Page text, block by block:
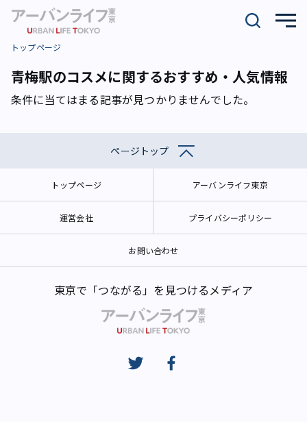
トップページ
青梅駅のコスメに関するおすすめ・人気情報
条件に当てはまる記事が見つかりませんでした。
ページトップ
トップページ アーバンライフ東京
運営会社 プライバシーポリシー
お問い合わせ
東京で「つながる」を見つけるメディア